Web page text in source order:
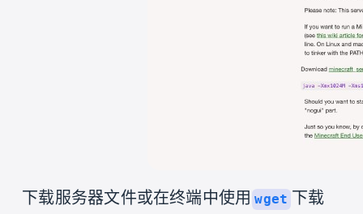
下载服务器文件或在终端中使用 wget 下载